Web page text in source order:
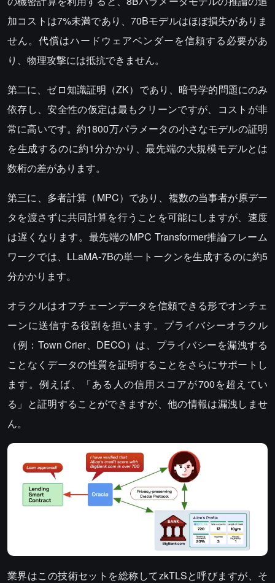
加コストは7%未満であり、70Bモデルはほぼ損失がありま
せん。代償はハードウェアベンダーを信頼する必要があ
り、物理攻撃には抵抗できません。
第二に、ゼロ知識証明（ZK）であり、暗号学的問題にのみ
依存し、安全性の仮定は最もクリーンですが、コストが非
常に高いです。約1800万パラメータの小さなモデルの証明
を生成するのに約1分かかり、最先端の大規模モデルとは
数桁の差があります。
第三に、多者計算（MPC）であり、複数の当事者が原デー
タを渡さずに共同計算を行うことを可能にしますが、速度
は遅くなります。最先端のMPC Transformer推論フレーム
ワークでは、LLaMA-7Bの単一トークンを生成するのに約5
分かかります。
オラクルはオフチェーンデータを信頼できる形でオンチェ
ーンに送信する役割を担います。プライバシーオラクル
（例：Town Crier、DECO）は、プライバシーを漏洩する
ことなくデータの性質を証明することをさらにサポートし
ます。例えば、「ある人の信用スコアが700を超えてい
る」と証明することができますが、他の情報は漏洩しませ
ん。
業界はこの技術セットを総称してzkTLSと呼びますが、そ